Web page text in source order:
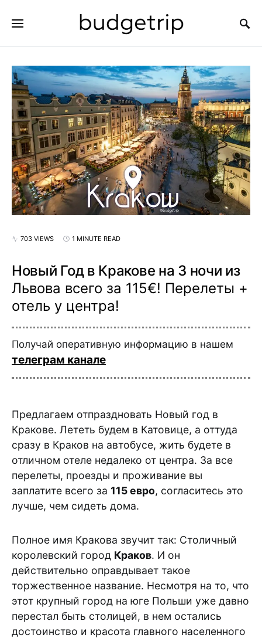
703 VIEWS 1 MINUTE READ
Новый Год в Кракове на 3 ночи из
Львова всего за 115€! Перелеты +
отель у центра!
Получай оперативную информацию в нашем
телеграм канале
Предлагаем отпраздновать Новый год в
Кракове. Лететь будем в Катовице, а оттуда
сразу в Краков на автобусе, жить будете в
отличном отеле недалеко от центра. За все
перелеты, проезды и проживание вы
заплатите всего за 115 евро, согласитесь это
лучше, чем сидеть дома.
Полное имя Кракова звучит так: Столичный
королевский город Краков. И он
действительно оправдывает такое
торжественное название. Несмотря на то, что
этот крупный город на юге Польши уже давно
перестал быть столицей, в нем остались
достоинство и красота главного населенного